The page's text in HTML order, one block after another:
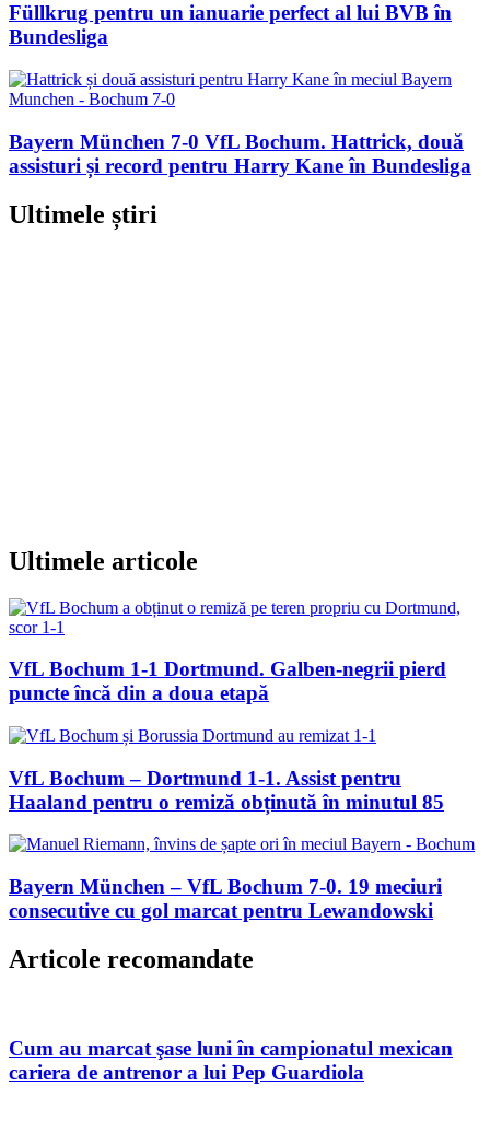
Füllkrug pentru un ianuarie perfect al lui BVB în
Bundesliga
Bayern München 7-0 VfL Bochum. Hattrick, două
assisturi și record pentru Harry Kane în Bundesliga
Ultimele știri
Ultimele articole
VfL Bochum 1-1 Dortmund. Galben-negrii pierd
puncte încă din a doua etapă
VfL Bochum – Dortmund 1-1. Assist pentru
Haaland pentru o remiză obținută în minutul 85
Bayern München – VfL Bochum 7-0. 19 meciuri
consecutive cu gol marcat pentru Lewandowski
Articole recomandate
Cum au marcat şase luni în campionatul mexican
cariera de antrenor a lui Pep Guardiola